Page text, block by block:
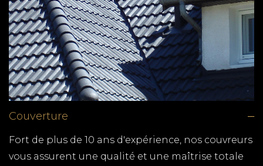
Couverture
Fort de plus de 10 ans d'expérience, nos couvreurs
vous assurent une qualité et une maîtrise totale